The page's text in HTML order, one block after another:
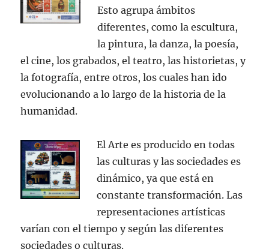
Esto agrupa ámbitos
diferentes, como la escultura,
la pintura, la danza, la poesía,
el cine, los grabados, el teatro, las historietas, y
la fotografía, entre otros, los cuales han ido
evolucionando a lo largo de la historia de la
humanidad.
El Arte es producido en todas
las culturas y las sociedades es
dinámico, ya que está en
constante transformación. Las
representaciones artísticas
varían con el tiempo y según las diferentes
sociedades o culturas.